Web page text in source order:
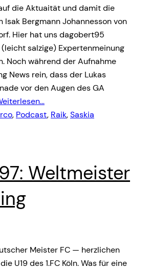
die Aktuaität und damit die
Isak Bergmann Johannesson von
Hier hat uns dagobert95
salzige) Expertenmeinung
Noch während der Aufnahme
News rein, dass der Lukas
vor den Augen des GA
, Podcast, Raik, Saskia
Weltmeister
Meister FC — herzlichen
U19 des 1.FC Köln. Was für eine